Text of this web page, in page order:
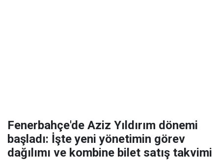
Fenerbahçe'de Aziz Yıldırım dönemi
başladı: İşte yeni yönetimin görev
dağılımı ve kombine bilet satış takvimi